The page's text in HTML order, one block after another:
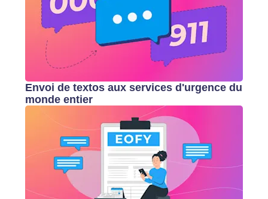
Envoi de textos aux services d'urgence du
monde entier